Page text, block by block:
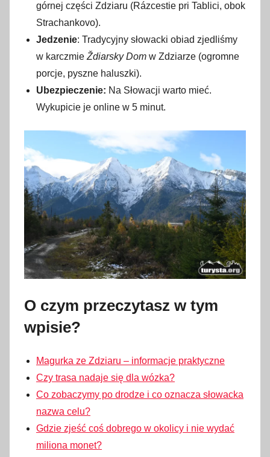
górnej części Zdziaru (Rázcestie pri Tablici, obok
Strachankovo).
Jedzenie: Tradycyjny słowacki obiad zjedliśmy
w karczmieŽdiarsky Dom w Zdziarze (ogromne
porcje, pyszne haluszki).
Ubezpieczenie: Na Słowacji warto mieć.
Wykupicie je online w 5 minut.
O czym przeczytasz w tym
wpisie?
Magurka ze Zdziaru – informacje praktyczne
Czy trasa nadaje się dla wózka?
Co zobaczymy po drodze i co oznacza słowacka
nazwa celu?
Gdzie zjeść coś dobrego w okolicy i nie wydać
miliona monet?